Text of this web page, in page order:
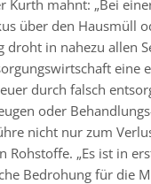
Kurth mahnt: „Bei
über den Hausmüll
droht in nahezu allen
eine
durch falsch
oder
nicht nur zum
Rohstoffe. „Es ist in
Bedrohung für die